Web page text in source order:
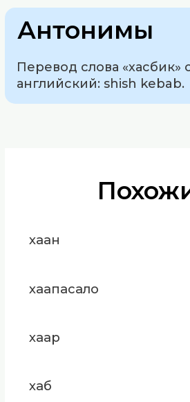
Антонимы
Перевод слова «хасбик»
английский: shish kebab.
хаан
хаапасало
хаар
хаб